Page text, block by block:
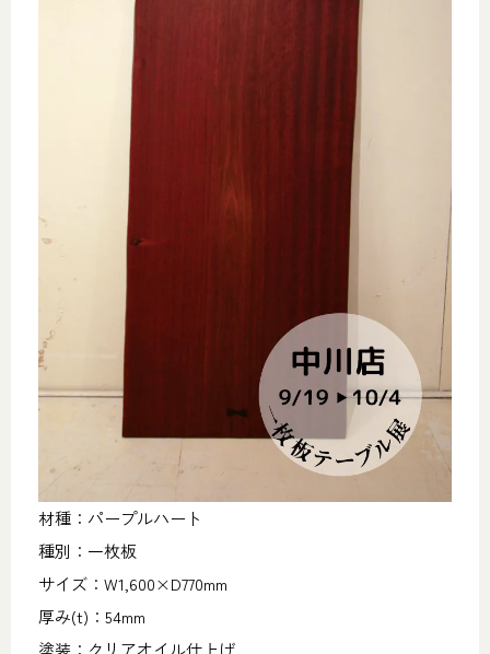
材種：パープルハート
種別：一枚板
サイズ：W1,600×D770mm
厚み(t)：54mm
塗装：クリアオイル仕上げ